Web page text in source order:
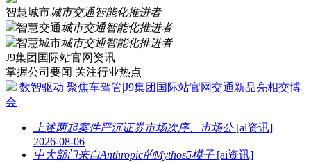
智慧城市城市交通智能化推进者
智慧交通城市交通智能化推进者
智慧城市城市交通智能化推进者
J9集团国际站官网资讯
掌握公司要闻 关注行业热点
数智驱动 聚焦车驾管|J9集团国际站官网交通新品亮相交博
会
上述两起案件严沉证券市场次序、市场公 [ai资讯]
2026-08-06
中大部门来自Anthropic的Mythos5模子 [ai资讯]